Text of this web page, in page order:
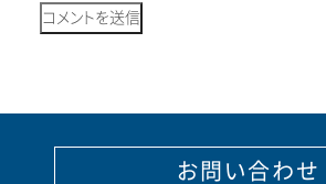
お問い合わせ